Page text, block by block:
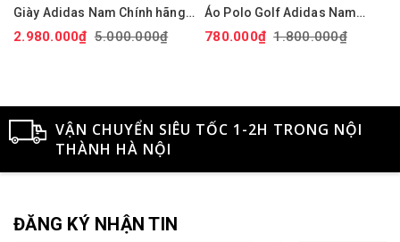
Giày Adidas Nam Chính hãng -
Ultraboost 5X - Màu Đen |
JapanSport JI1332
2.980.000₫ 5.000.000₫
Áo Polo Golf Adidas Nam
Chính Hãng - Adi Performance
Heathered Polo Shirt - Màu
780.000₫ 1.800.000₫
VẬN CHUYỂN SIÊU TỐC 1-2H TRONG NỘI
THÀNH HÀ NỘI
ĐĂNG KÝ NHẬN TIN